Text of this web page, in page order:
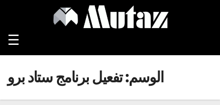
☰
الوسم:تفعيل برنامج ستاد برو